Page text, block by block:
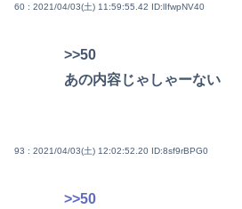
60 : 2021/04/03(土) 11:59:55.42 ID:lIfwpNV40
>>50
あの内容じゃしゃーない
93 : 2021/04/03(土) 12:02:52.20 ID:8sf9rBPG0
>>50